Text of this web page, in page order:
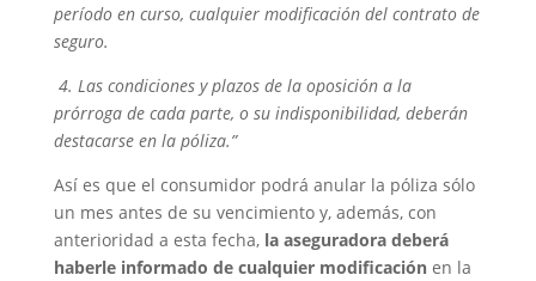
período en curso, cualquier modificación del contrato de
seguro.
4. Las condiciones y plazos de la oposición a la
prórroga de cada parte, o su indisponibilidad, deberán
destacarse en la póliza.”
Así es que el consumidor podrá anular la póliza sólo
un mes antes de su vencimiento y, además, con
anterioridad a esta fecha, la aseguradora deberá
haberle informado de cualquier modificaciónen la